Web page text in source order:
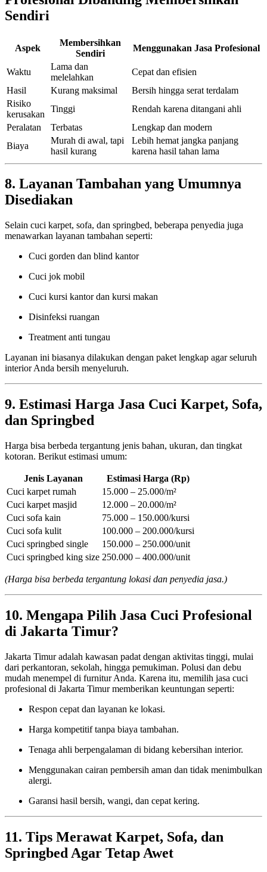
Sendiri
Aspek
Membersihkan
Sendiri
Menggunakan Jasa Profesional
Waktu
Lama dan
melelahkan
Cepat dan efisien
Hasil
Kurang maksimal
Bersih hingga serat terdalam
Risiko
kerusakan
Tinggi
Rendah karena ditangani ahli
Peralatan
Terbatas
Lengkap dan modern
Biaya
Murah di awal, tapi
hasil kurang
Lebih hemat jangka panjang
karena hasil tahan lama
8. Layanan Tambahan yang Umumnya
Disediakan
Selain cuci karpet, sofa, dan springbed, beberapa penyedia juga
menawarkan layanan tambahan seperti:
Cuci gorden dan blind kantor
Cuci jok mobil
Cuci kursi kantor dan kursi makan
Disinfeksi ruangan
Treatment anti tungau
Layanan ini biasanya dilakukan dengan paket lengkap agar seluruh
interior Anda bersih menyeluruh.
9. Estimasi Harga Jasa Cuci Karpet, Sofa,
dan Springbed
Harga bisa berbeda tergantung jenis bahan, ukuran, dan tingkat
kotoran. Berikut estimasi umum:
Jenis Layanan
Estimasi Harga (Rp)
Cuci karpet rumah
15.000 – 25.000/m²
Cuci karpet masjid
12.000 – 20.000/m²
Cuci sofa kain
75.000 – 150.000/kursi
Cuci sofa kulit
100.000 – 200.000/kursi
Cuci springbed single
150.000 – 250.000/unit
Cuci springbed king size 250.000 – 400.000/unit
(Harga bisa berbeda tergantung lokasi dan penyedia jasa.)
10. Mengapa Pilih Jasa Cuci Profesional
di Jakarta Timur?
Jakarta Timur adalah kawasan padat dengan aktivitas tinggi, mulai
dari perkantoran, sekolah, hingga pemukiman. Polusi dan debu
mudah menempel di furnitur Anda. Karena itu, memilih jasa cuci
profesional di Jakarta Timur memberikan keuntungan seperti:
Respon cepat dan layanan ke lokasi.
Harga kompetitif tanpa biaya tambahan.
Tenaga ahli berpengalaman di bidang kebersihan interior.
Menggunakan cairan pembersih aman dan tidak menimbulkan
alergi.
Garansi hasil bersih, wangi, dan cepat kering.
11. Tips Merawat Karpet, Sofa, dan
Springbed Agar Tetap Awet